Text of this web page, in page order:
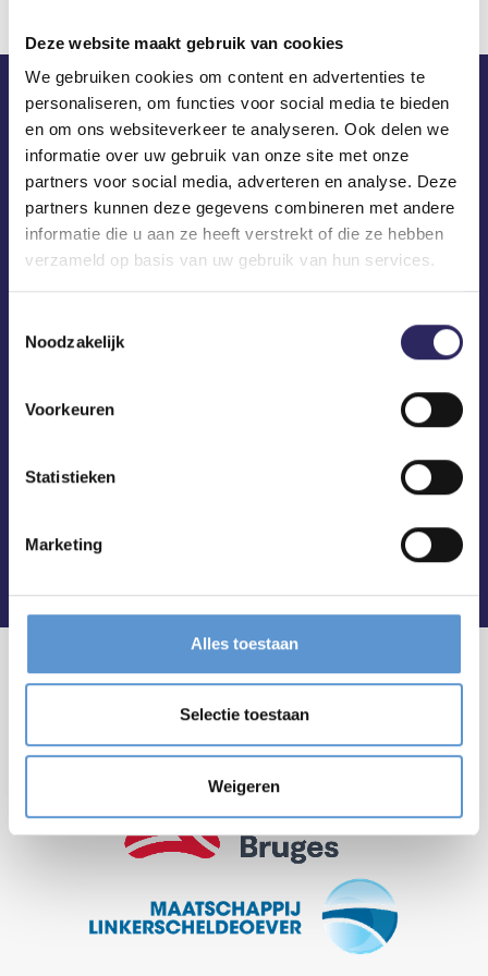
Deze website maakt gebruik van cookies
We gebruiken cookies om content en advertenties te
personaliseren, om functies voor social media te bieden
en om ons websiteverkeer te analyseren. Ook delen we
informatie over uw gebruik van onze site met onze
partners voor social media, adverteren en analyse. Deze
partners kunnen deze gegevens combineren met andere
informatie die u aan ze heeft verstrekt of die ze hebben
verzameld op basis van uw gebruik van hun services.
Noodzakelijk
Voorkeuren
Statistieken
Marketing
Alles toestaan
Selectie toestaan
Weigeren
ECA in je mailbox?